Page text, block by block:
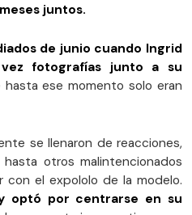
juntos.
de junio cuando Ingrid
fotografías junto a su
ese momento solo eran
se llenaron de reacciones,
otros malintencionados
con el expololo de la modelo.
optó por centrarse en su